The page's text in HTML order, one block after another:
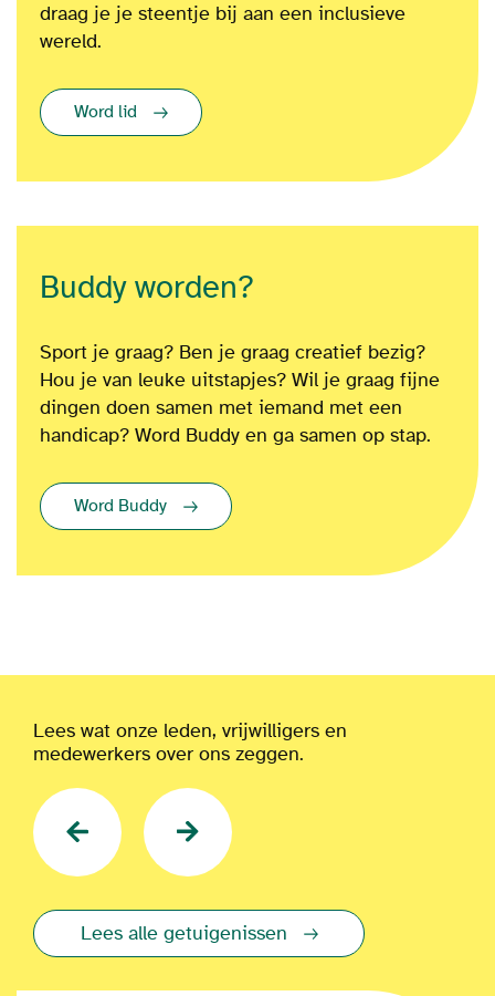
draag je je steentje bij aan een inclusieve
wereld.
Word lid
Buddy worden?
Sport je graag? Ben je graag creatief bezig?
Hou je van leuke uitstapjes? Wil je graag fijne
dingen doen samen met iemand met een
handicap? Word Buddy en ga samen op stap.
Word Buddy
Lees wat onze leden, vrijwilligers en
medewerkers over ons zeggen.
Lees alle getuigenissen